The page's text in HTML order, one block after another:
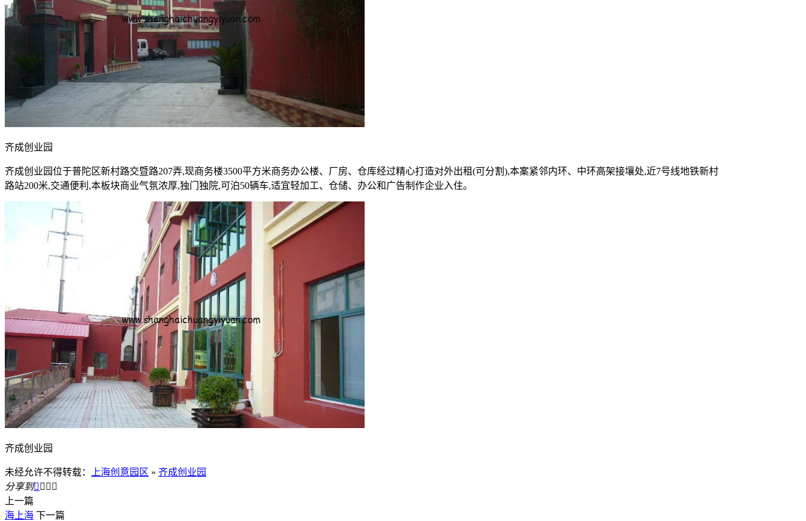
齐成创业园
齐成创业园位于普陀区新村路交暨路207弄,现商务楼3500平方米商务办公楼、厂房、仓库经过精心打造对外出租(可分割),本案紧邻内环、中环高架接壤处,近7号线地铁新村
路站200米,交通便利,本板块商业气氛浓厚,独门独院,可泊50辆车,适宜轻加工、仓储、办公和广告制作企业入住。
齐成创业园
未经允许不得转载： 上海创意园区 » 齐成创业园
分享到   
上一篇
海上海 下一篇